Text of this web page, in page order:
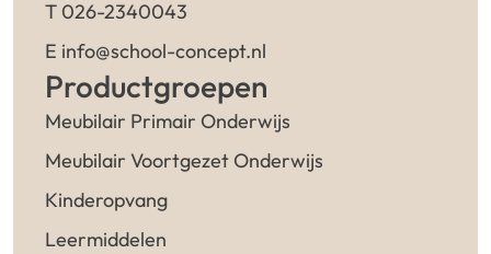
T 026-2340043
E info@school-concept.nl
Productgroepen
Meubilair Primair Onderwijs
Meubilair Voortgezet Onderwijs
Kinderopvang
Leermiddelen